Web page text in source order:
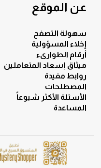
عن الموقع
سهولة التصفح
إخلاء المسؤولية
أرقام الطوارىء
ميثاق إسعاد المتعاملين
روابط مفيدة
المصطلحات
الأسئلة الأكثر شيوعاً
المساعدة